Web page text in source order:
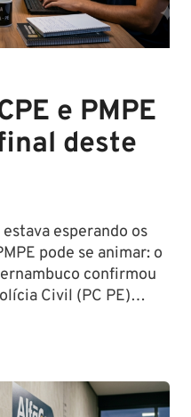
e PMPE
deste
esperando os
pode se animar: o
confirmou
Civil (PC PE)…